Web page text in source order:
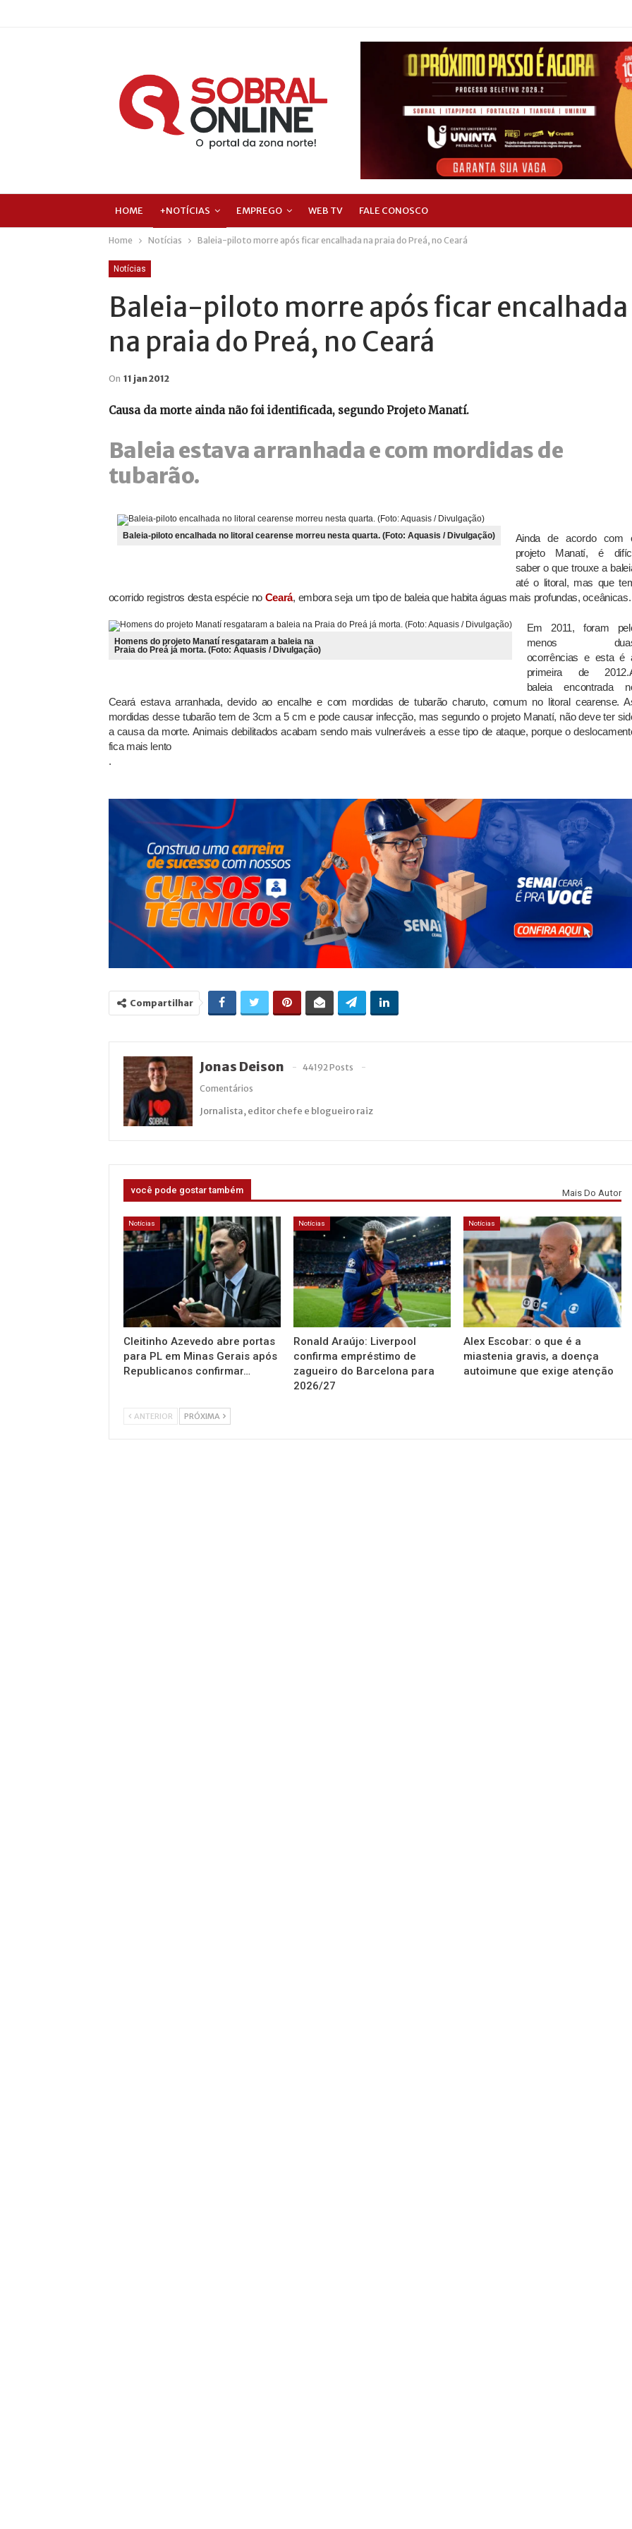
HOME +NOTÍCIAS EMPREGO WEB TV FALE CONOSCO
Home Notícias Baleia-piloto morre após ficar encalhada na praia do Preá, no Ceará
Notícias
Baleia-piloto morre após ficar encalhada
na praia do Preá, no Ceará
On 11 jan 2012
Causa da morte ainda não foi identificada, segundo Projeto Manatí.
Baleia estava arranhada e com mordidas de
tubarão.
Baleia-piloto encalhada no litoral cearense morreu nesta quarta. (Foto: Aquasis / Divulgação)
Ainda de acordo com
projeto Manatí, é
saber o que trouxe a
até o litoral, mas que
ocorrido registros desta espécie no Ceará, embora seja um tipo de baleia que habita águas mais profundas, oceânicas.
Homens do projeto Manatí resgataram a baleia na
Praia do Preá já morta. (Foto: Aquasis / Divulgação)
Em 2011, foram
menos
ocorrências e esta é
primeira de
baleia encontrada
Ceará estava arranhada, devido ao encalhe e com mordidas de tubarão charuto, comum no litoral cearense.
mordidas desse tubarão tem de 3cm a 5 cm e pode causar infecção, mas segundo o projeto Manatí, não deve ter
a causa da morte. Animais debilitados acabam sendo mais vulneráveis a esse tipo de ataque, porque o
fica mais lento
.
Compartilhar
Jonas Deison
44192 Posts
Comentários
Jornalista, editor chefe e blogueiro raiz
você pode gostar também Mais Do Autor
Notícias
Cleitinho Azevedo abre portas
para PL em Minas Gerais após
Republicanos confirmar…
Notícias
Ronald Araújo: Liverpool
confirma empréstimo de
zagueiro do Barcelona para
2026/27
Notícias
Alex Escobar: o que é a
miastenia gravis, a doença
autoimune que exige atenção
ANTERIOR PRÓXIMA